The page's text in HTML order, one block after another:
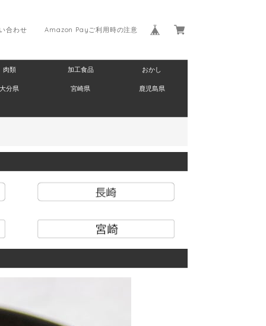
Amazon Payご利用時の注意
合わせ
肉類 加工食品 おかし
大分県 宮崎県 鹿児島県